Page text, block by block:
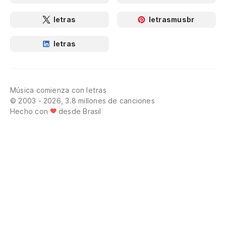
letras letrasmusbr
letras
Música comienza con letras
© 2003 - 2026, 3.8 millones de canciones
Hecho con
desde Brasil